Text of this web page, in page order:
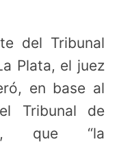
del Tribunal
Plata, el juez
en base al
Tribunal de
que “la